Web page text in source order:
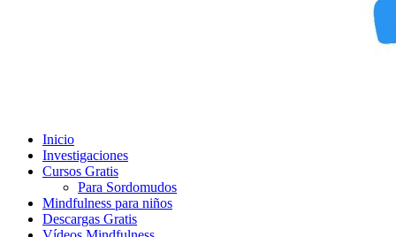
Inicio
Investigaciones
Cursos Gratis
Para Sordomudos
Mindfulness para niños
Descargas Gratis